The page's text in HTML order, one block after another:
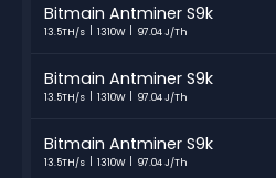
Bitmain Antminer S9k
13.5TH/s 1310W 97.04 J/Th
Bitmain Antminer S9k
13.5TH/s 1310W 97.04 J/Th
Bitmain Antminer S9k
13.5TH/s 1310W 97.04 J/Th